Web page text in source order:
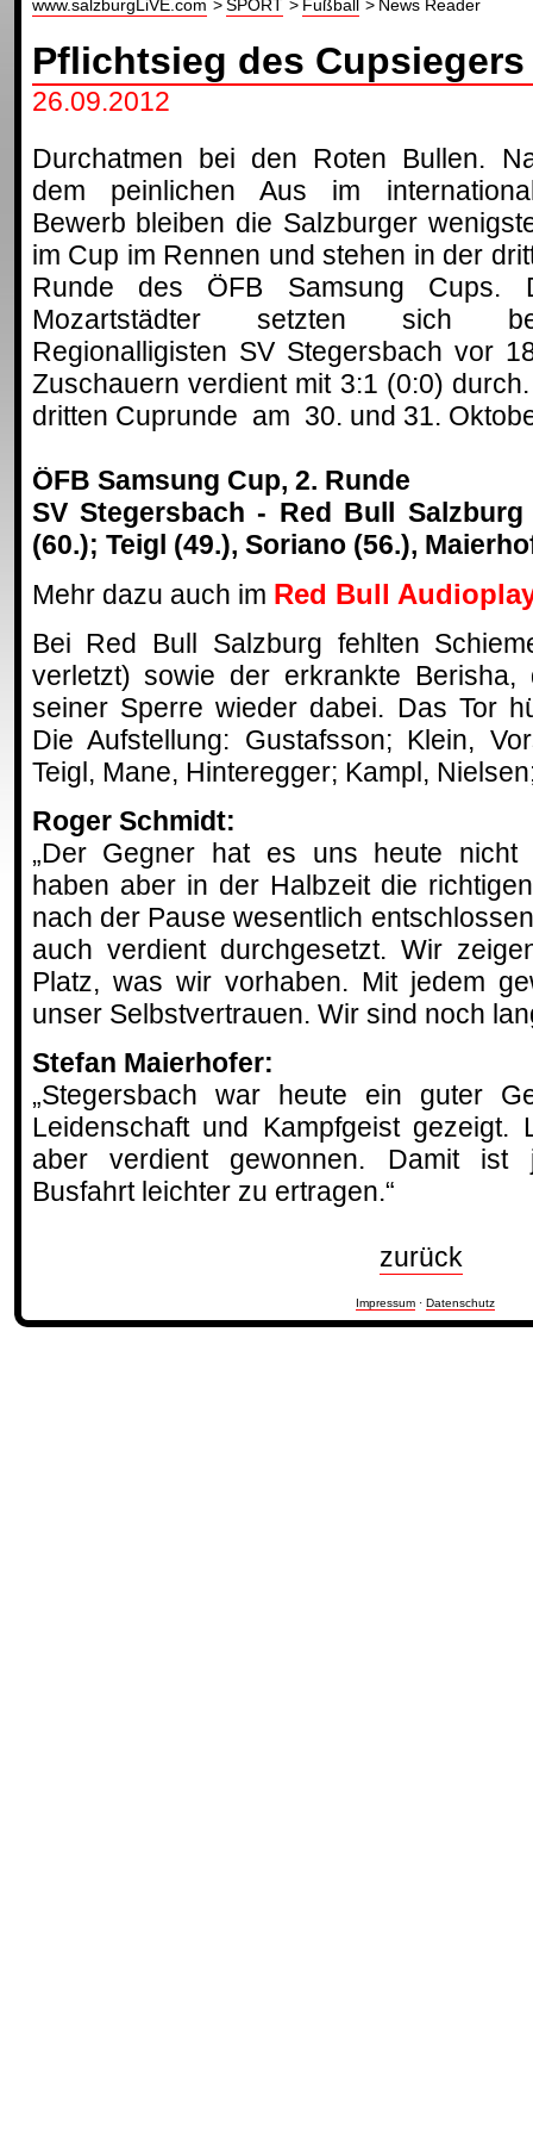
www.salzburgLiVE.com SPORT Fußball News Reader
Pflichtsieg des
26.09.2012
Durchatmen bei den Roten Bullen.
dem peinlichen Aus im
Bewerb bleiben die Salzburger
im Cup im Rennen und stehen in der
Runde des ÖFB Samsung Cups.
Mozartstädter setzten sich
Regionalligisten SV Stegersbach vor
Zuschauern verdient mit 3:1 (0:0)
dritten Cuprunde am 30. und 31.
ÖFB Samsung Cup, 2. Runde
SV Stegersbach - Red Bull
(60.); Teigl (49.), Soriano (56.),
Mehr dazu auch im Red Bull
Bei Red Bull Salzburg fehlten
verletzt) sowie der erkrankte
seiner Sperre wieder dabei. Das Tor
Die Aufstellung: Gustafsson; Klein,
Teigl, Mane, Hinteregger; Kampl,
Roger Schmidt:
„Der Gegner hat es uns heute nicht
haben aber in der Halbzeit die
nach der Pause wesentlich
auch verdient durchgesetzt. Wir
Platz, was wir vorhaben. Mit jedem
unser Selbstvertrauen. Wir sind noch
Stefan Maierhofer:
„Stegersbach war heute ein guter
Leidenschaft und Kampfgeist gezeigt.
aber verdient gewonnen. Damit ist
Busfahrt leichter zu ertragen.“
zurück
Impressum · Datenschutz